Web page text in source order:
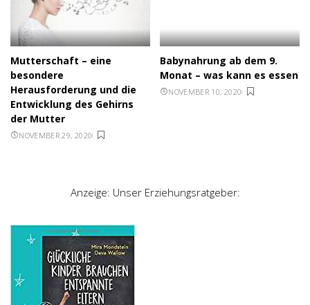
Mutterschaft – eine
besondere
Herausforderung und die
Entwicklung des Gehirns
der Mutter
NOVEMBER 29, 2020
Babynahrung ab dem 9.
Monat – was kann es essen
NOVEMBER 10, 2020
Anzeige: Unser Erziehungsratgeber: